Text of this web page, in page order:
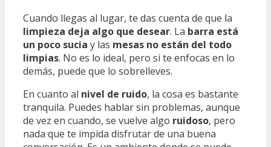
Cuando llegas al lugar, te das cuenta de que la
limpieza deja algo que desear. La barra está
un poco sucia y las mesas no están del todo
limpias. No es lo ideal, pero si te enfocas en lo
demás, puede que lo sobrelleves.
En cuanto al nivel de ruido, la cosa es bastante
tranquila. Puedes hablar sin problemas, aunque
de vez en cuando, se vuelve algo ruidoso, pero
nada que te impida disfrutar de una buena